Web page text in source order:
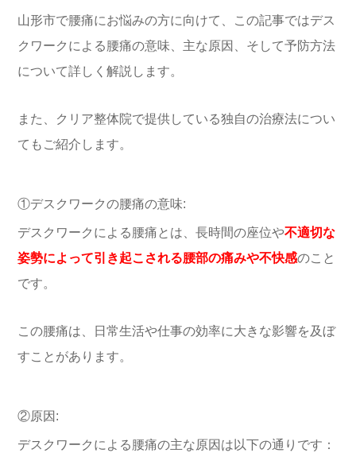
山形市で腰痛にお悩みの方に向けて、この記事ではデス
クワークによる腰痛の意味、主な原因、そして予防方法
について詳しく解説します。
また、クリア整体院で提供している独自の治療法につい
てもご紹介します。
①デスクワークの腰痛の意味:
デスクワークによる腰痛とは、長時間の座位や不適切な
姿勢によって引き起こされる腰部の痛みや不快感のこと
です。
この腰痛は、日常生活や仕事の効率に大きな影響を及ぼ
すことがあります。
②原因:
デスクワークによる腰痛の主な原因は以下の通りです：